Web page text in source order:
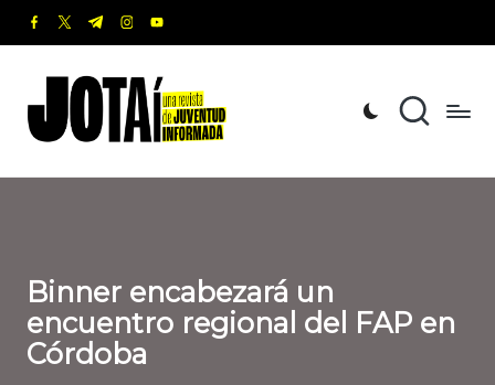
Saltar
contenido
facebook.com
twitter.com
t.me instagram.com
youtube.com
o
t
revista
de
Informada
Binner encabezará un
encuentro regional del FAP en
Córdoba